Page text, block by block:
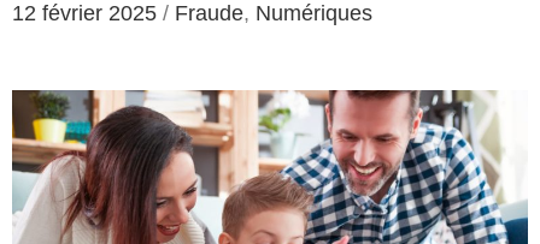
12 février 2025 / Fraude, Numériques